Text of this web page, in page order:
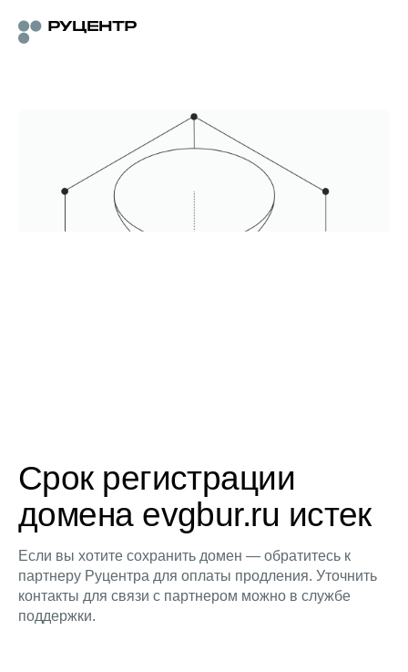
Срок регистрации
домена evgbur.ru истек
Если вы хотите сохранить домен — обратитесь к
партнеру Руцентра для оплаты продления. Уточнить
контакты для связи с партнером можно в службе
поддержки.